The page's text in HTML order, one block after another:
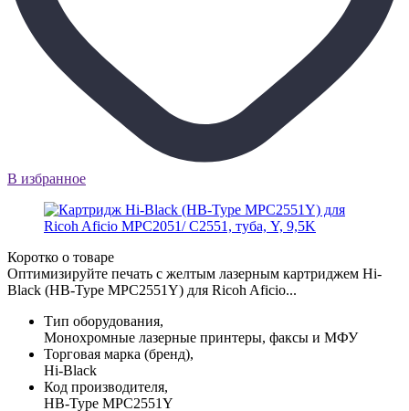
В избранное
Коротко о товаре
Оптимизируйте печать с желтым лазерным картриджем Hi-
Black (HB-Type MPC2551Y) для Ricoh Aficio...
Тип оборудования,
Монохромные лазерные принтеры, факсы и МФУ
Торговая марка (бренд),
Hi-Black
Код производителя,
HB-Type MPC2551Y